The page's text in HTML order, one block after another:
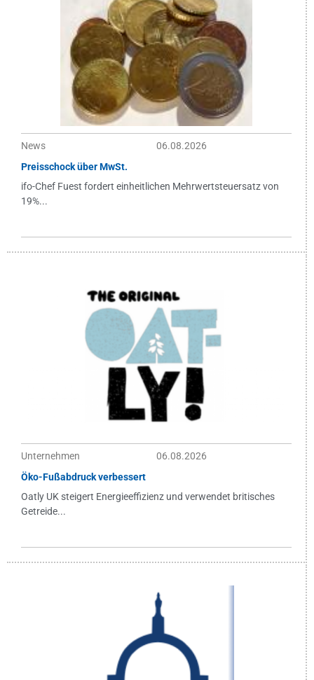
News
06.08.2026
Preisschock über MwSt.
ifo-Chef Fuest fordert einheitlichen Mehrwertsteuersatz von
19%...
Unternehmen
06.08.2026
Öko-Fußabdruck verbessert
Oatly UK steigert Energieeffizienz und verwendet britisches
Getreide...